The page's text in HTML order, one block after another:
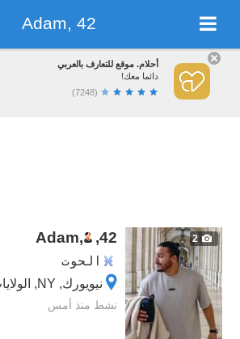
Adam, 42
أحلام. موقع للتعارف بالعربي
دائما معك!
(7248)
2
Adam, ,42
الحوت
نيويورك, NY, الولايات المتحدة
نشط منذ أمس